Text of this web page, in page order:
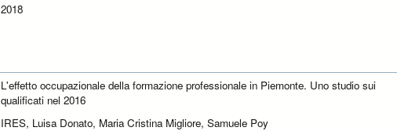
2018
L'effetto occupazionale della formazione professionale in Piemonte. Uno studio sui
qualificati nel 2016
IRES, Luisa Donato, Maria Cristina Migliore, Samuele Poy